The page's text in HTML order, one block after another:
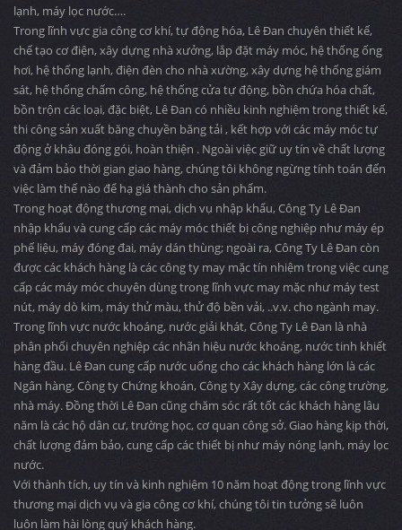
lạnh, máy lọc nước….
Trong lĩnh vực gia công cơ khí, tự động hóa, Lê Đan chuyên thiết kế,
chế tạo cơ điện, xây dựng nhà xưởng, lắp đặt máy móc, hệ thống ống
hơi, hệ thống lạnh, điện đèn cho nhà xường, xây dựng hệ thống giám
sát, hệ thống chấm công, hệ thống cửa tự động, bồn chứa hóa chất,
bồn trộn các loại, đặc biệt, Lê Đan có nhiều kinh nghiệm trong thiết kế,
thi công sản xuất băng chuyền băng tải , kết hợp với các máy móc tự
động ở khâu đóng gói, hoàn thiện . Ngoài việc giữ uy tín về chất lượng
và đảm bảo thời gian giao hàng, chúng tôi không ngừng tính toán đến
việc làm thế nào để hạ giá thành cho sản phẩm.
Trong hoạt động thương mại, dịch vụ nhập khẩu, Công Ty Lê Đan
nhập khẩu và cung cấp các máy móc thiết bị công nghiệp như máy ép
phế liệu, máy đóng đai, máy dán thùng; ngoài ra, Công Ty Lê Đan còn
được các khách hàng là các công ty may mặc tín nhiệm trong việc cung
cấp các máy móc chuyên dùng trong lĩnh vực may mặc như máy test
nút, máy dò kim, máy thử màu, thử độ bền vải, ..v.v. cho ngành may.
Trong lĩnh vực nước khoáng, nước giải khát, Công Ty Lê Đan là nhà
phân phối chuyên nghiệp các nhãn hiệu nước khoáng, nước tinh khiết
hàng đầu. Lê Đan cung cấp nước uống cho các khách hàng lớn là các
Ngân hàng, Công ty Chứng khoán, Công ty Xây dựng, các công trường,
nhà máy. Đồng thời Lê Đan cũng chăm sóc rất tốt các khách hàng lâu
năm là các hộ dân cư, trường học, cơ quan công sở. Giao hàng kịp thời,
chất lượng đảm bảo, cung cấp các thiết bị như máy nóng lạnh, máy lọc
nước.
Với thành tích, uy tín và kinh nghiệm 10 năm hoạt động trong lĩnh vực
thương mại dịch vụ và gia công cơ khí, chúng tôi tin tưởng sẽ luôn
luôn làm hài lòng quý khách hàng.